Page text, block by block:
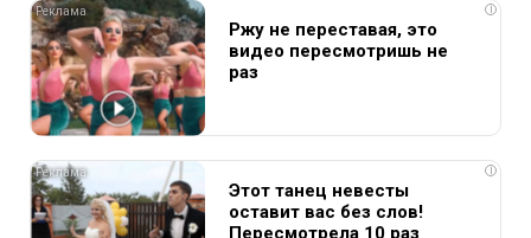
i
Ржу не переставая, это
видео пересмотришь не
раз
i
Этот танец невесты
оставит вас без слов!
Пересмотрела 10 раз